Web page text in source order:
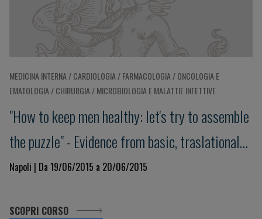
MEDICINA INTERNA / CARDIOLOGIA / FARMACOLOGIA / ONCOLOGIA E
EMATOLOGIA / CHIRURGIA / MICROBIOLOGIA E MALATTIE INFETTIVE
"How to keep men healthy: let's try to assemble
the puzzle" - Evidence from basic, traslational
and clinical research
Napoli | Da 19/06/2015 a 20/06/2015
SCOPRI CORSO